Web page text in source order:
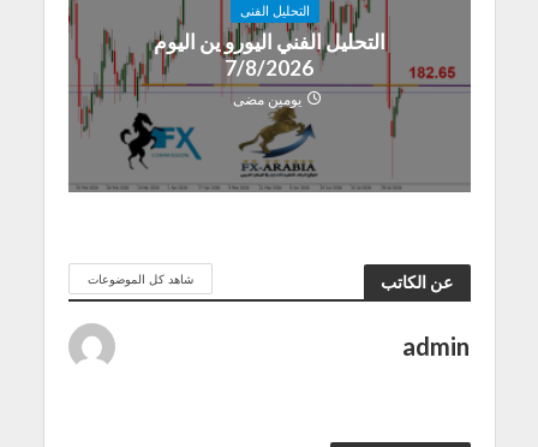
التحليل الفنى
التحليل الفني اليورو ين اليوم
7/8/2026
يومين مضى
عن الكاتب شاهد كل الموضوعات
admin